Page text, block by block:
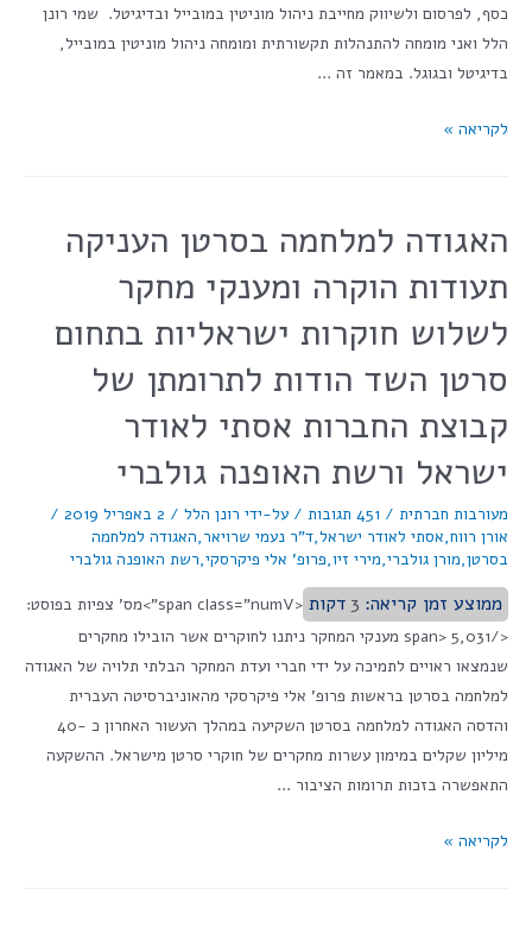
כסף, לפרסום ולשיווק מחייבת ניהול מוניטין במובייל ובדיגיטל. שמי רונן
הלל ואני מומחה להתנהלות תקשורתית ומומחה ניהול מוניטין במובייל,
בדיגיטל ובגוגל. במאמר זה …
לקריאה »
האגודה למלחמה בסרטן העניקה
תעודות הוקרה ומענקי מחקר
לשלוש חוקרות ישראליות בתחום
סרטן השד הודות לתרומתן של
קבוצת החברות אסתי לאודר
ישראל ורשת האופנה גולברי
מעורבות חברתית / 451 תגובות / על-ידי רונן הלל / 2 באפריל 2019
/
אורן רווח,אסתי לאודר ישראל,ד"ר נעמי שרויאר,האגודה למלחמה
בסרטן,מורן גולברי,מירי זיו,פרופ' אלי פיקרסקי,רשת האופנה גולברי
ממוצע זמן קריאה: 3 דקות
<span class="numV">מס' צפיות בפוסט:
</span> 5,031 מענקי המחקר ניתנו לחוקרים אשר הובילו מחקרים
שנמצאו ראויים לתמיכה על ידי חברי ועדת המחקר הבלתי תלויה של האגודה
למלחמה בסרטן בראשות פרופ' אלי פיקרסקי מהאוניברסיטה העברית
והדסה האגודה למלחמה בסרטן השקיעה במהלך העשור האחרון כ -40
מיליון שקלים במימון עשרות מחקרים של חוקרי סרטן מישראל. ההשקעה
התאפשרה בזכות תרומות הציבור …
לקריאה »